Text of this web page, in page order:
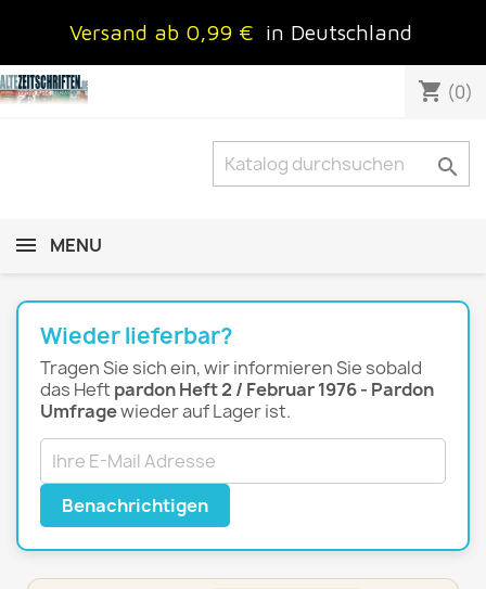
Versand ab 0,99 € in Deutschland
shopping_cart (0)

MENU
Wieder lieferbar?
Tragen Sie sich ein, wir informieren Sie sobald
das Heft pardon Heft 2 / Februar 1976 - Pardon
Umfragewieder auf Lager ist.
Benachrichtigen